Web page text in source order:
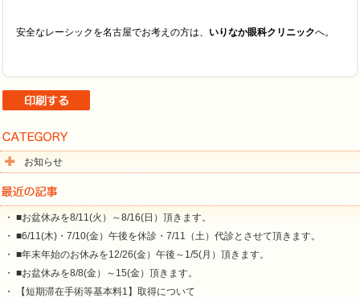
安全なレーシックを名古屋でお考えの方は、 いりなか眼科クリニックへ。
お知らせ
・ ■お盆休みを8/11(火）～8/16(日）頂きます。
・ ■6/11(木)・7/10(金）午後を休診・7/11（土）代診とさせて頂きます。
・ ■年末年始のお休みを12/26(金）午後～1/5(月）頂きます。
・ ■お盆休みを8/8(金）～15(金）頂きます。
・ 【短期滞在手術等基本料1】取得について